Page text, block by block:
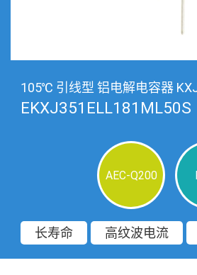
105℃ 引线型 铝电解电容器
EKXJ351ELL181ML50S
AEC-Q200
长寿命 高纹波电流